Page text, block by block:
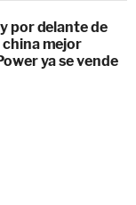
por delante de
china mejor
ya se vende